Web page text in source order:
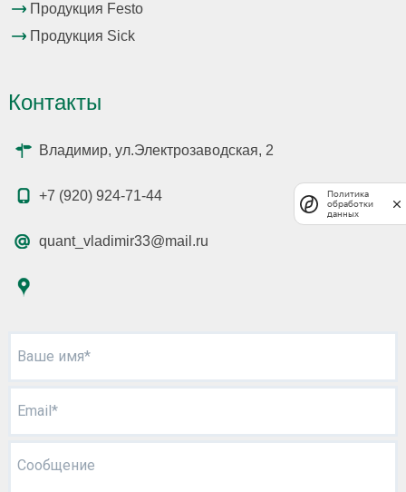
Продукция Festo
Продукция Sick
Контакты
Владимир, ул.Электрозаводская, 2
+7 (920) 924-71-44
quant_vladimir33@mail.ru
Ваше имя*
Email*
Сообщение
Политика
обработки
данных